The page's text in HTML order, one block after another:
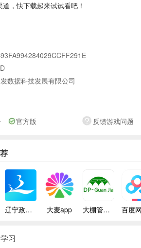
，快下载起来试试看吧！
数据科技发展有限公司
反馈游戏问题
官方版
辽宁政务服务app 大麦app 大棚管家app
学习